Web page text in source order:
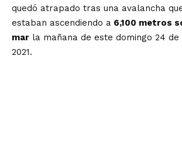
quedó atrapado tras una avalancha
estaban ascendiendo a 6,100 metros
mar la mañana de este domingo 24
2021.